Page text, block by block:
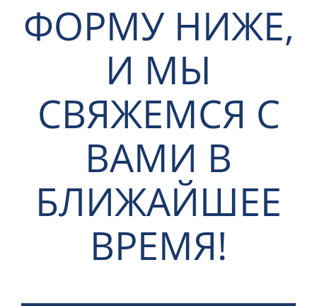
ФОРМУ НИЖЕ,
И МЫ
СВЯЖЕМСЯ С
ВАМИ В
БЛИЖАЙШЕЕ
ВРЕМЯ!